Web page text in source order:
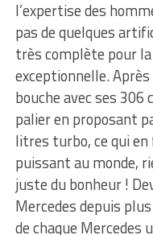
l’expertise des
pas de quelques
très complète pour
exceptionnelle.
bouche avec ses 306
palier en proposant
litres turbo, ce qui
puissant au monde,
juste du bonheur !
Mercedes depuis
de chaque Mercedes